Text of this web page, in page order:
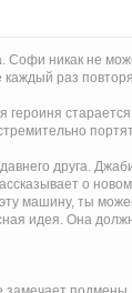
никак не
раз
героиня
друга.
о
машину, ты
идея. Она